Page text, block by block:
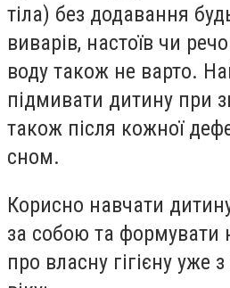
тіла) без додавання
виварів, настоїв чи
воду також не варто.
підмивати дитину при
також після кожної
сном.
Корисно навчати
за собою та формувати
про власну гігієну уже